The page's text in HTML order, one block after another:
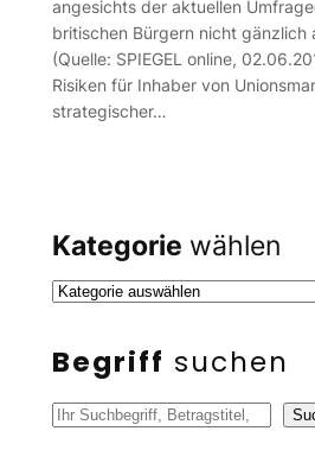
angesichts der aktuellen
britischen Bürgern nicht gänzlich
(Quelle: SPIEGEL online,
Risiken für Inhaber von
strategischer…
Kategorie wählen
Begriff suchen
S